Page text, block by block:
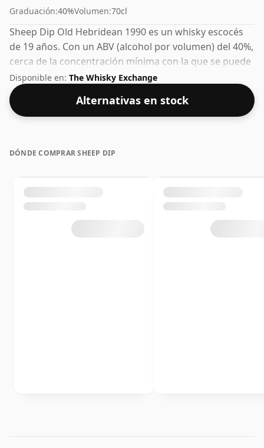
Graduación:40%Volumen:70cl
Sheep Dip Old Hebridean 1990 es un whisky escocés
de 19 años. Con un ABV (alcohol por volumen) del 40%,
cerca de la concentración mínima con la que se puede
embotellar el whisky, y por lo tanto, debe considerarse
un whisky de concentración "estándar".
Disponible en: The Whisky Exchange
Alternativas en stock
DÓNDE COMPRAR SHEEP DIP